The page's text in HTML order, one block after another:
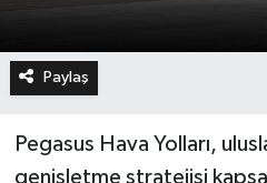
Paylaş
Pegasus Hava Yolları,
genişletme stratejisi